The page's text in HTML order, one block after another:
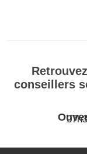
conseillers